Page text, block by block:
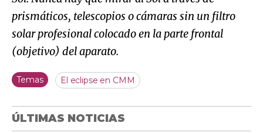
prismáticos, telescopios o cámaras sin un filtro
solar profesional colocado en la parte frontal
(objetivo) del aparato.
Temas El eclipse en CMM
ÚLTIMAS NOTICIAS